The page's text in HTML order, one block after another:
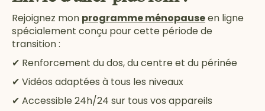
Rejoignez mon programme ménopauseen ligne
spécialement conçu pour cette période de
transition :
✔ Renforcement du dos, du centre et du périnée
✔ Vidéos adaptées à tous les niveaux
✔ Accessible 24h/24 sur tous vos appareils